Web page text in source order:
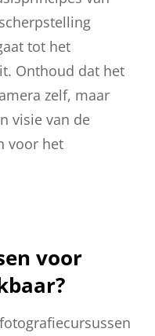
tot het
Onthoud dat het
zelf, maar
visie van de
voor het
voor